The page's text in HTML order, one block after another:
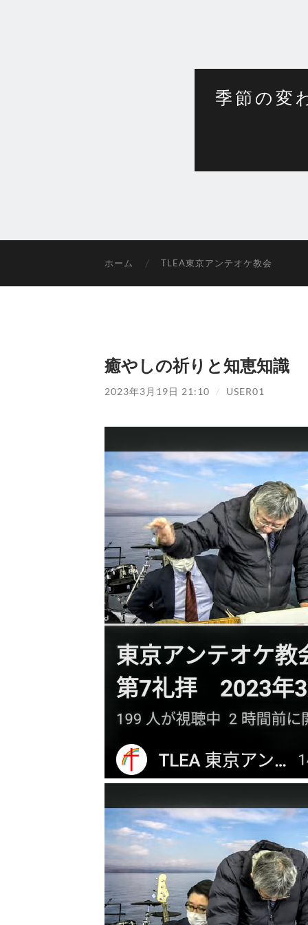
季節の変
ホーム TLEA東京アンテオケ教会
癒やしの祈りと知恵知識
2023年3月19日 21:10 / USER01